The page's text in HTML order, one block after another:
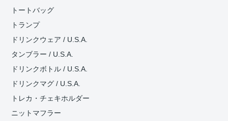
トートバッグ
トランプ
ドリンクウェア / U.S.A.
タンブラー / U.S.A.
ドリンクボトル / U.S.A.
ドリンクマグ / U.S.A.
トレカ・チェキホルダー
ニットマフラー